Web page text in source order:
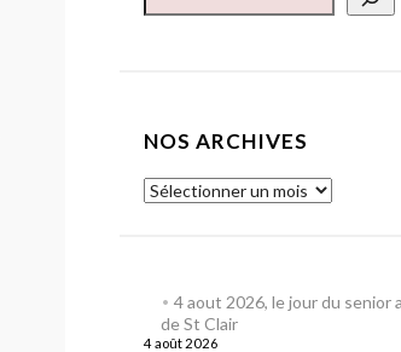
NOS ARCHIVES
4 aout 2026, le jour du senior
de St Clair
4 août 2026